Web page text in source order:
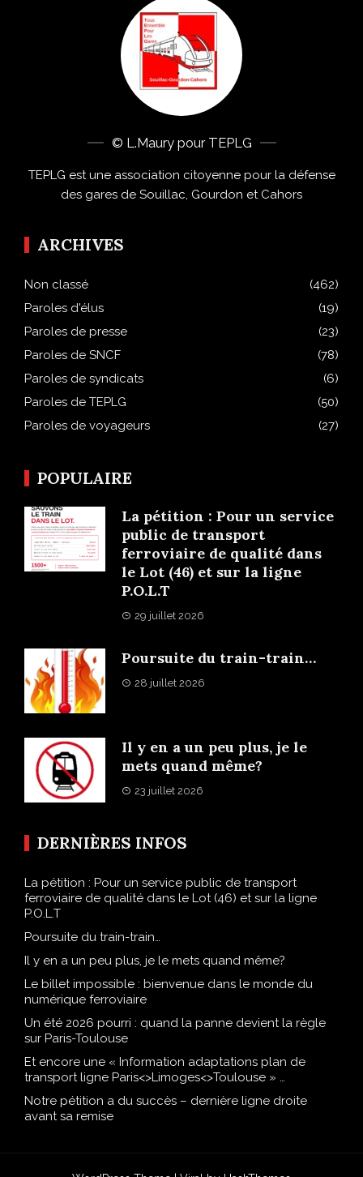
© L.Maury pour TEPLG
TEPLG est une association citoyenne pour la défense
des gares de Souillac, Gourdon et Cahors
ARCHIVES
Non classé
(462)
Paroles d'élus
(19)
Paroles de presse
(23)
Paroles de SNCF
(78)
Paroles de syndicats
(6)
Paroles de TEPLG
(50)
Paroles de voyageurs
(27)
POPULAIRE
La pétition : Pour un service
public de transport
ferroviaire de qualité dans
le Lot (46) et sur la ligne
P.O.L.T
29 juillet 2026
Poursuite du train-train…
28 juillet 2026
Il y en a un peu plus, je le
mets quand même?
23 juillet 2026
DERNIÈRES INFOS
La pétition : Pour un service public de transport
ferroviaire de qualité dans le Lot (46) et sur la ligne
P.O.L.T
Poursuite du train-train…
Il y en a un peu plus, je le mets quand même?
Le billet impossible : bienvenue dans le monde du
numérique ferroviaire
Un été 2026 pourri : quand la panne devient la règle
sur Paris-Toulouse
Et encore une « Information adaptations plan de
transport ligne Paris<>Limoges<>Toulouse » …
Notre pétition a du succès – dernière ligne droite
avant sa remise